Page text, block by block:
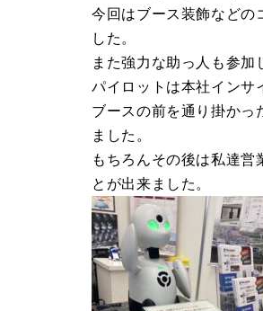
今回はブース装飾などの
した。
また強力な助っ人も参加
パイロットは本社インサ
ブースの前を通り掛かっ
ました。
もちろんその後は私達
とが出来ました。